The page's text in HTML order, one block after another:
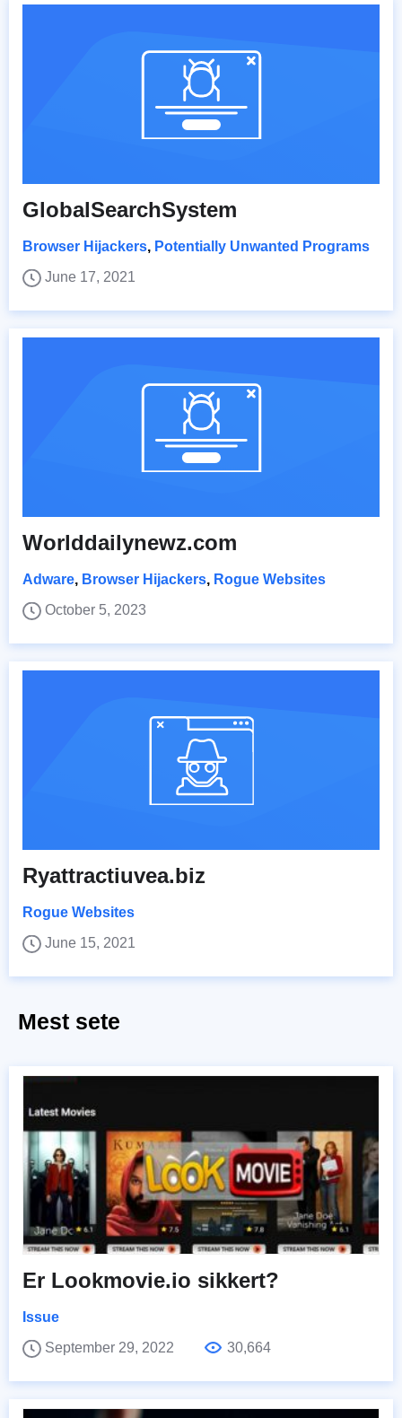
GlobalSearchSystem
Browser Hijackers, Potentially Unwanted Programs
June 17, 2021
Worlddailynewz.com
Adware, Browser Hijackers, Rogue Websites
October 5, 2023
Ryattractiuvea.biz
Rogue Websites
June 15, 2021
Mest sete
Er Lookmovie.io sikkert?
Issue
September 29, 2022
30,664